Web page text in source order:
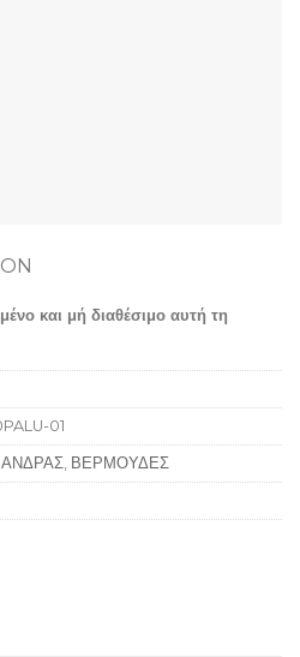
και μή διαθέσιμο αυτή τη
01
ΑΝΔΡΑΣ ΒΕΡΜΟΥΔΕΣ